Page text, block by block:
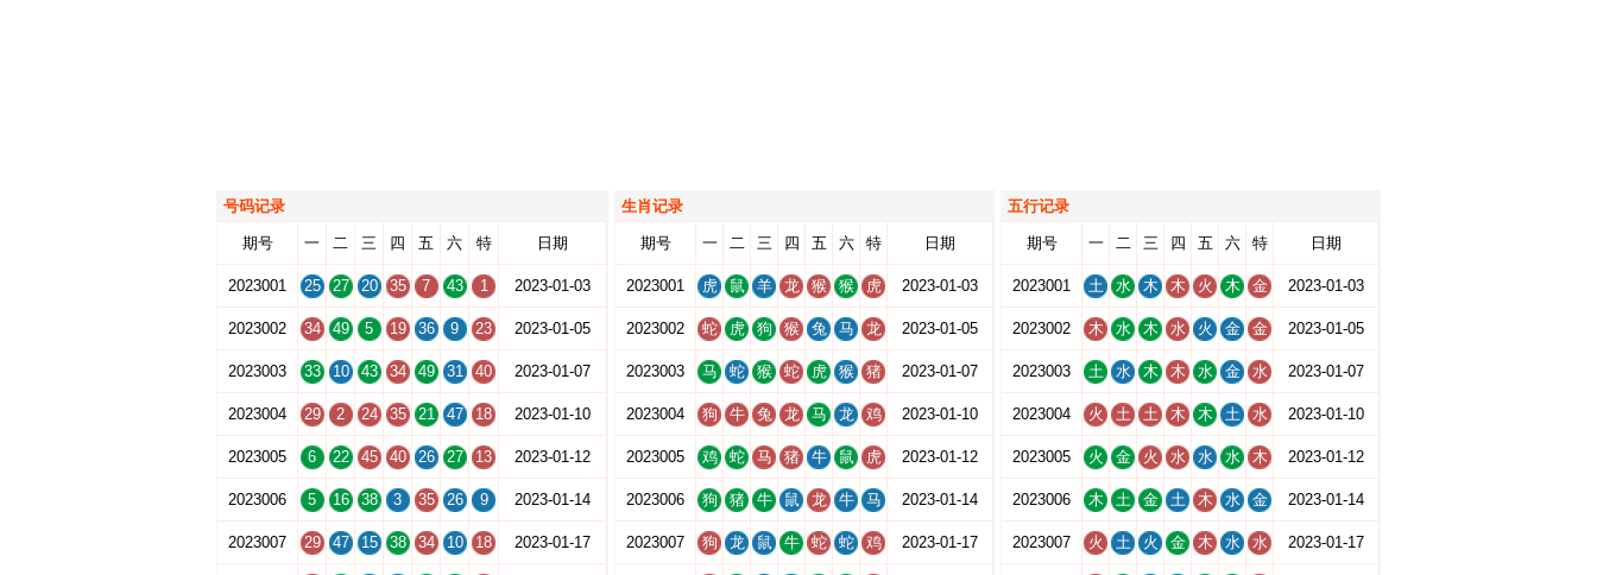
号码记录
期号 一 二 三 四 五 六 特 日期
2023001 25 27 20 35 7 43 1 2023-01-03
2023002 34 49 5 19 36 9 23 2023-01-05
2023003 33 10 43 34 49 31 40 2023-01-07
2023004 29 2 24 35 21 47 18 2023-01-10
2023005 6 22 45 40 26 27 13 2023-01-12
2023006 5 16 38 3 35 26 9 2023-01-14
2023007 29 47 15 38 34 10 18 2023-01-17
生肖记录
期号 一 二 三 四 五 六 特 日期
2023001 虎 鼠 羊 龙 猴 猴 虎 2023-01-03
2023002 蛇 虎 狗 猴 兔 马 龙 2023-01-05
2023003 马 蛇 猴 蛇 虎 猴 猪 2023-01-07
2023004 狗 牛 兔 龙 马 龙 鸡 2023-01-10
2023005 鸡 蛇 马 猪 牛 鼠 虎 2023-01-12
2023006 狗 猪 牛 鼠 龙 牛 马 2023-01-14
2023007 狗 龙 鼠 牛 蛇 蛇 鸡 2023-01-17
五行记录
期号 一 二 三 四 五 六 特 日期
2023001 土 水 木 木 火 木 金 2023-01-03
2023002 木 水 木 水 火 金 金 2023-01-05
2023003 土 水 木 木 水 金 水 2023-01-07
2023004 火 土 土 木 木 土 水 2023-01-10
2023005 火 金 火 水 水 水 木 2023-01-12
2023006 木 土 金 土 木 水 金 2023-01-14
2023007 火 土 火 金 木 水 水 2023-01-17